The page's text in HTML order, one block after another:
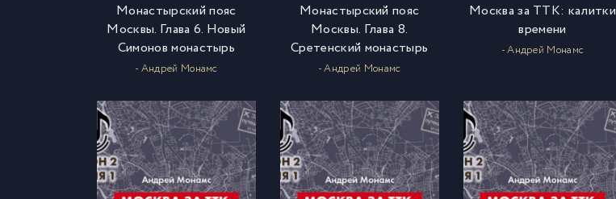
Монастырский пояс
Москвы. Глава 6. Новый
Симонов монастырь
- Андрей Монамс
Монастырский пояс
Москвы. Глава 8.
Сретенский монастырь
- Андрей Монамс
Москва за ТТК: калитки
времени
- Андрей Монамс